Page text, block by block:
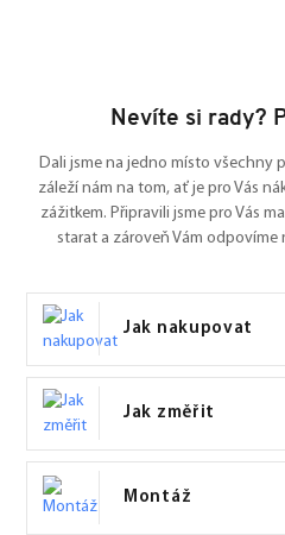
Nevíte si rady?
Dali jsme na jedno místo všechny
záleží nám na tom, ať je pro Vás
zážitkem. Připravili jsme pro Vás
starat a zároveň Vám
Jak nakupovat
Jak změřit
Montáž